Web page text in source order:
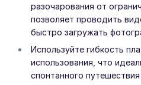
разочарования от
позволяет проводить
быстро загружать
Используйте гибкость
использования, что
спонтанного